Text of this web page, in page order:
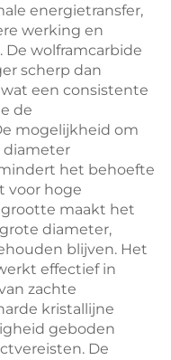
energietransfer,
werking en
wolframcarbide
scherp dan
een consistente
de
mogelijkheid om
diameter
het behoefte
voor hoge
grootte maakt het
diameter,
blijven. Het
effectief in
zachte
kristallijne
geboden
De